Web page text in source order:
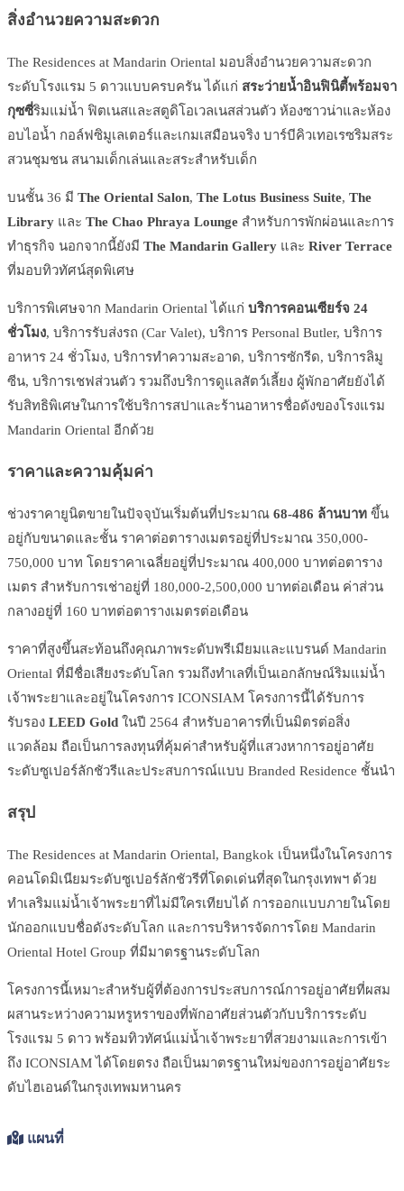
สิ่งอำนวยความสะดวก
The Residences at Mandarin Oriental มอบสิ่งอำนวยความสะดวก
ระดับโรงแรม 5 ดาวแบบครบครัน ได้แก่ สระว่ายน้ำอินฟินิตี้พร้อมจา
กุซซี่ริมแม่น้ำ ฟิตเนสและสตูดิโอเวลเนสส่วนตัว ห้องซาวน่าและห้อง
อบไอน้ำ กอล์ฟซิมูเลเตอร์และเกมเสมือนจริง บาร์บีคิวเทอเรซริมสระ
สวนชุมชน สนามเด็กเล่นและสระสำหรับเด็ก
บนชั้น 36 มี The Oriental Salon, The Lotus Business Suite, The
Library และ The Chao Phraya Lounge สำหรับการพักผ่อนและการ
ทำธุรกิจ นอกจากนี้ยังมี The Mandarin Gallery และ River Terrace
ที่มอบทิวทัศน์สุดพิเศษ
บริการพิเศษจาก Mandarin Oriental ได้แก่ บริการคอนเซียร์จ 24
ชั่วโมง, บริการรับส่งรถ (Car Valet), บริการ Personal Butler, บริการ
อาหาร 24 ชั่วโมง, บริการทำความสะอาด, บริการซักรีด, บริการลิมู
ซีน, บริการเชฟส่วนตัว รวมถึงบริการดูแลสัตว์เลี้ยง ผู้พักอาศัยยังได้
รับสิทธิพิเศษในการใช้บริการสปาและร้านอาหารชื่อดังของโรงแรม
Mandarin Oriental อีกด้วย
ราคาและความคุ้มค่า
ช่วงราคายูนิตขายในปัจจุบันเริ่มต้นที่ประมาณ 68-486 ล้านบาท ขึ้น
อยู่กับขนาดและชั้น ราคาต่อตารางเมตรอยู่ที่ประมาณ 350,000-
750,000 บาท โดยราคาเฉลี่ยอยู่ที่ประมาณ 400,000 บาทต่อตาราง
เมตร สำหรับการเช่าอยู่ที่ 180,000-2,500,000 บาทต่อเดือน ค่าส่วน
กลางอยู่ที่ 160 บาทต่อตารางเมตรต่อเดือน
ราคาที่สูงขึ้นสะท้อนถึงคุณภาพระดับพรีเมียมและแบรนด์ Mandarin
Oriental ที่มีชื่อเสียงระดับโลก รวมถึงทำเลที่เป็นเอกลักษณ์ริมแม่น้ำ
เจ้าพระยาและอยู่ในโครงการ ICONSIAM โครงการนี้ได้รับการ
รับรอง LEED Gold ในปี 2564 สำหรับอาคารที่เป็นมิตรต่อสิ่ง
แวดล้อม ถือเป็นการลงทุนที่คุ้มค่าสำหรับผู้ที่แสวงหาการอยู่อาศัย
ระดับซูเปอร์ลักชัวรีและประสบการณ์แบบ Branded Residence ชั้นนำ
สรุป
The Residences at Mandarin Oriental, Bangkok เป็นหนึ่งในโครงการ
คอนโดมิเนียมระดับซูเปอร์ลักชัวรีที่โดดเด่นที่สุดในกรุงเทพฯ ด้วย
ทำเลริมแม่น้ำเจ้าพระยาที่ไม่มีใครเทียบได้ การออกแบบภายในโดย
นักออกแบบชื่อดังระดับโลก และการบริหารจัดการโดย Mandarin
Oriental Hotel Group ที่มีมาตรฐานระดับโลก
โครงการนี้เหมาะสำหรับผู้ที่ต้องการประสบการณ์การอยู่อาศัยที่ผสม
ผสานระหว่างความหรูหราของที่พักอาศัยส่วนตัวกับบริการระดับ
โรงแรม 5 ดาว พร้อมทิวทัศน์แม่น้ำเจ้าพระยาที่สวยงามและการเข้า
ถึง ICONSIAM ได้โดยตรง ถือเป็นมาตรฐานใหม่ของการอยู่อาศัยระ
ดับไฮเอนด์ในกรุงเทพมหานคร
แผนที่